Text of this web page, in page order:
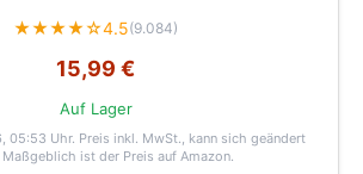
★★★★☆4.5(9.084)
15,99 €
Auf Lager
05:53 Uhr. Preis inkl. MwSt., kann sich geändert
Maßgeblich ist der Preis auf Amazon.